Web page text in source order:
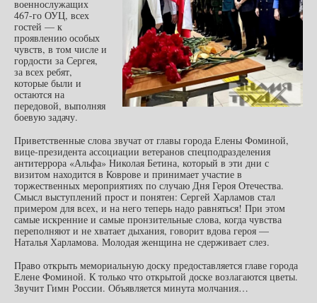
военнослужащих
467-го ОУЦ, всех
гостей — к
проявлению особых
чувств, в том числе и
гордости за Сергея,
за всех ребят,
которые были и
остаются на
передовой, выполняя
боевую задачу.
Приветственные слова звучат от главы города Елены Фоминой,
вице-президента ассоциации ветеранов спецподразделения
антитеррора «Альфа» Николая Бетина, который в эти дни с
визитом находится в Коврове и принимает участие в
торжественных мероприятиях по случаю Дня Героя Отечества.
Смысл выступлений прост и понятен: Сергей Харламов стал
примером для всех, и на него теперь надо равняться! При этом
самые искренние и самые пронзительные слова, когда чувства
переполняют и не хватает дыхания, говорит вдова героя —
Наталья Харламова. Молодая женщина не сдерживает слез.
Право открыть мемориальную доску предоставляется главе города
Елене Фоминой. К только что открытой доске возлагаются цветы.
Звучит Гимн России. Объявляется минута молчания…